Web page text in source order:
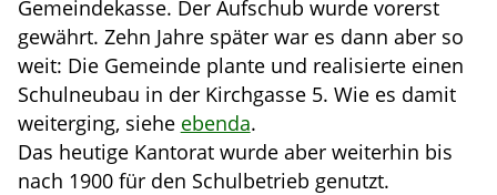
Gemeindekasse. Der Aufschub wurde vorerst
gewährt. Zehn Jahre später war es dann aber so
weit: Die Gemeinde plante und realisierte einen
Schulneubau in der Kirchgasse 5. Wie es damit
weiterging, siehe ebenda.
Das heutige Kantorat wurde aber weiterhin bis
nach 1900 für den Schulbetrieb genutzt.